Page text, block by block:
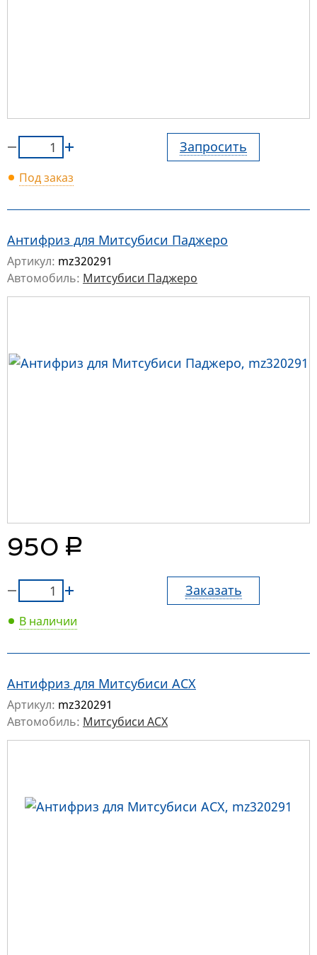
Запросить
Под заказ
Антифриз для Митсубиси Паджеро
Артикул: mz320291
Автомобиль: Митсубиси Паджеро
950 руб.
Заказать
В наличии
Антифриз для Митсубиси АСХ
Артикул: mz320291
Автомобиль: Митсубиси АСХ